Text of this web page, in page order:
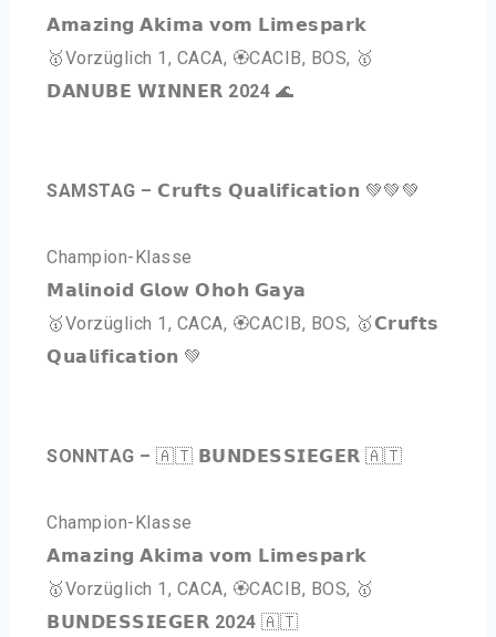
𝗔𝗺𝗮𝘇𝗶𝗻𝗴 𝗔𝗸𝗶𝗺𝗮 𝘃𝗼𝗺 𝗟𝗶𝗺𝗲𝘀𝗽𝗮𝗿𝗸
🥇Vorzüglich 1, CACA, 🏵️CACIB, BOS, 🥇
𝗗𝗔𝗡𝗨𝗕𝗘 𝗪𝗜𝗡𝗡𝗘𝗥 2024 🌊
SAMSTAG – 𝗖𝗿𝘂𝗳𝘁𝘀 𝗤𝘂𝗮𝗹𝗶𝗳𝗶𝗰𝗮𝘁𝗶𝗼𝗻 💚💚💚
Champion-Klasse
𝗠𝗮𝗹𝗶𝗻𝗼𝗶𝗱 𝗚𝗹𝗼𝘄 𝗢𝗵𝗼𝗵 𝗚𝗮𝘆𝗮
🥇Vorzüglich 1, CACA, 🏵️CACIB, BOS, 🥇𝗖𝗿𝘂𝗳𝘁𝘀
𝗤𝘂𝗮𝗹𝗶𝗳𝗶𝗰𝗮𝘁𝗶𝗼𝗻 💚
SONNTAG – 🇦🇹 𝗕𝗨𝗡𝗗𝗘𝗦𝗦𝗜𝗘𝗚𝗘𝗥 🇦🇹
Champion-Klasse
𝗔𝗺𝗮𝘇𝗶𝗻𝗴 𝗔𝗸𝗶𝗺𝗮 𝘃𝗼𝗺 𝗟𝗶𝗺𝗲𝘀𝗽𝗮𝗿𝗸
🥇Vorzüglich 1, CACA, 🏵️CACIB, BOS, 🥇
𝗕𝗨𝗡𝗗𝗘𝗦𝗦𝗜𝗘𝗚𝗘𝗥 2024 🇦🇹